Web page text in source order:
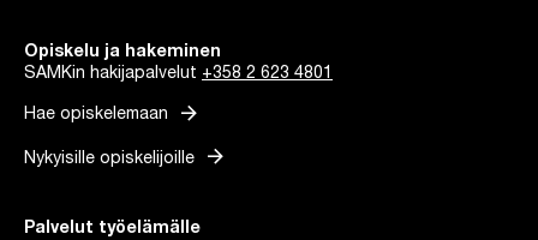
Opiskelu ja hakeminen
SAMKin hakijapalvelut +358 2 623 4801
Hae opiskelemaan arrow_forward
Nykyisille opiskelijoille arrow_forward
Palvelut työelämälle